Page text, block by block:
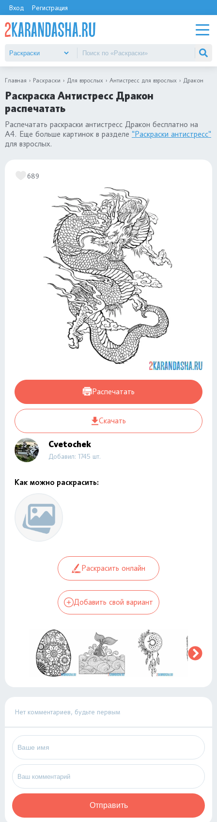
Вход Регистрация
Главная Раскраски Для взрослых Антистресс для взрослых Дракон
Раскраска Антистресс Дракон
распечатать
Распечатать раскраски антистресс Дракон бесплатно на
А4. Еще больше картинок в разделе "Раскраски антистресс"
для взрослых.
689
Распечатать
Скачать
Cvetochek
Добавил: 1745 шт.
Как можно раскрасить:
Раскрасить онлайн
Добавить свой вариант
Нет комментариев, будьте первым
Отправить